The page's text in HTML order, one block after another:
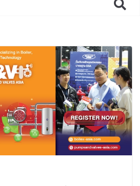
มนักเรียนเพียงเพื่อก้าวเข้าสู่
าลัยเท่านั้น แต่ยังเตรียมพวก
ร้อมเป็นผู้กำหนดอนาคต”
เลียน” รวมพลังนักธุรกิจทั่ว
ศ จัดประชุมใหญ่แห่งปี พบ CEO
ะวัฒน์” ถ่ายทอดวิสัยทัศน์ธุรกิจ
คอนเสิร์ต “โชค รถแห่” ยกวง